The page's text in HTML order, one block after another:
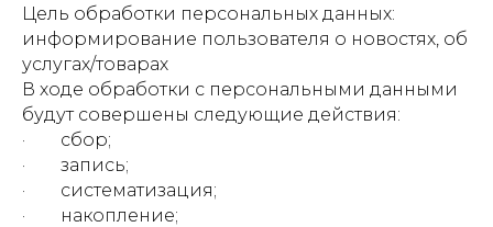
Цель обработки персональных данных:
информирование пользователя о новостях, об
услугах/товарах
В ходе обработки с персональными данными
будут совершены следующие действия:
· сбор;
· запись;
· систематизация;
· накопление;